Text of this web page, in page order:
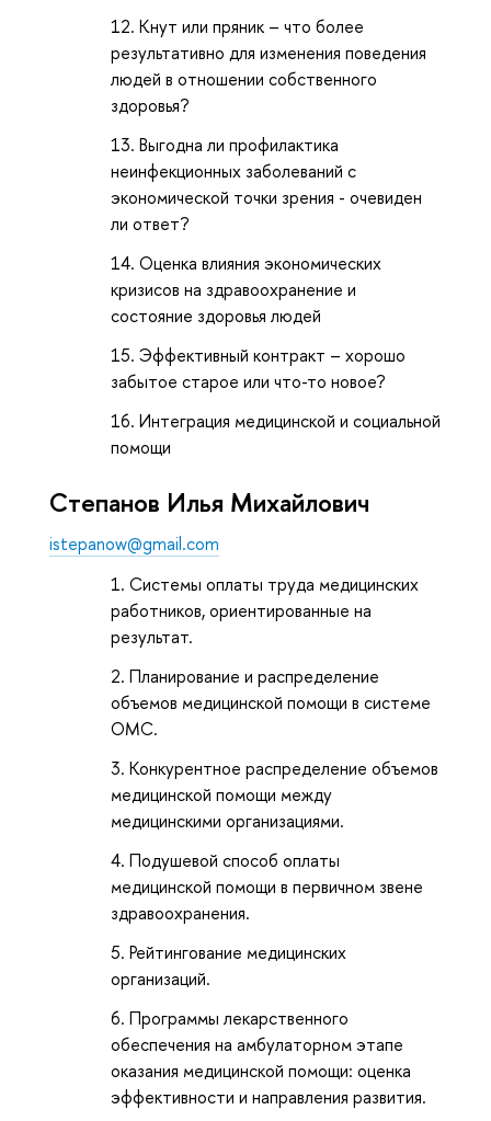
Кнут или пряник – что более
результативно для изменения поведения
людей в отношении собственного
здоровья?
Выгодна ли профилактика
неинфекционных заболеваний с
экономической точки зрения - очевиден
ли ответ?
Оценка влияния экономических
кризисов на здравоохранение и
состояние здоровья людей
Эффективный контракт – хорошо
забытое старое или что-то новое?
Интеграция медицинской и социальной
помощи
Cтепанов Илья Михайлович
istepanow@gmail.com
Системы оплаты труда медицинских
работников, ориентированные на
результат.
Планирование и распределение
объемов медицинской помощи в системе
ОМС.
Конкурентное распределение объемов
медицинской помощи между
медицинскими организациями.
Подушевой способ оплаты
медицинской помощи в первичном звене
здравоохранения.
Рейтингование медицинских
организаций.
Программы лекарственного
обеспечения на амбулаторном этапе
оказания медицинской помощи: оценка
эффективности и направления развития.